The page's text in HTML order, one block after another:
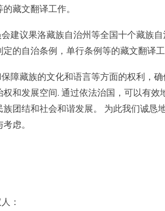
藏文翻译工作。
议果洛藏族自治州等全国十个藏族自
的自治条例，单行条例等的藏文翻译工
藏族的文化和语言等方面的权利，确
和发展空间. 通过依法治国，可以有效
团结和社会和谐发展。 为此我们诚恳
虑。